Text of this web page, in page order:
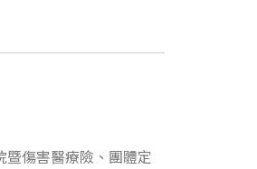
傷害醫療險、團體定